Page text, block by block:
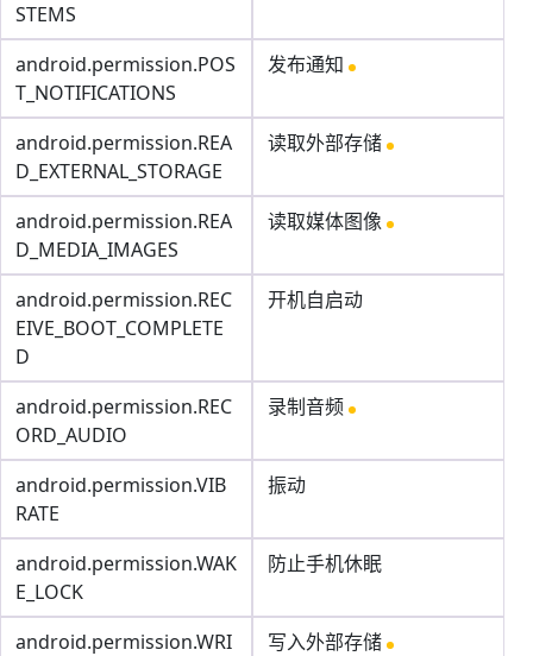
STEMS
android.permission.POS
T_NOTIFICATIONS
发布通知
android.permission.REA
D_EXTERNAL_STORAGE
读取外部存储
android.permission.REA
D_MEDIA_IMAGES
读取媒体图像
android.permission.REC
EIVE_BOOT_COMPLETE
D
开机自启动
android.permission.REC
ORD_AUDIO
录制音频
android.permission.VIB
RATE
振动
android.permission.WAK
E_LOCK
防止手机休眠
android.permission.WRI
写入外部存储